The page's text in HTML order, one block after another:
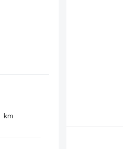
km